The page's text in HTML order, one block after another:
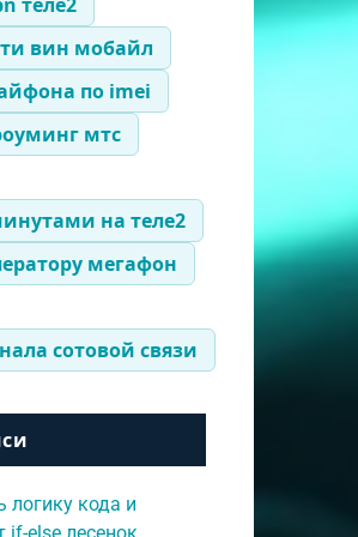
вин мобайл
по imei
мтс
на теле2
мегафон
сотовой связи
логику кода и